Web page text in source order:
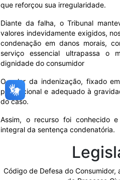
que reforçou sua irregularidade.
Diante da falha, o Tribunal
valores indevidamente exigidos,
condenação em danos morais,
serviço essencial ultrapassa o
dignidade do consumidor
O valor da indenização, fixado
proporcional e adequado à
do caso.
Assim, o recurso foi conhecido
integral da sentença condenatória.
Código de Defesa do Consumidor,